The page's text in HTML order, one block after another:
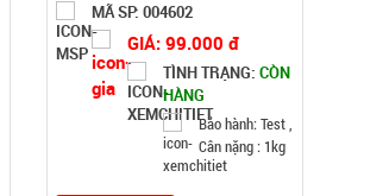
MÃ SP: 004602
GIÁ: 99.000 đ
TÌNH TRẠNG: CÒN
HÀNG
Bảo hành: Test ,
Cân nặng : 1kg